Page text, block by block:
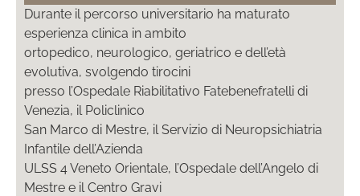
Durante il percorso universitario ha maturato
esperienza clinica in ambito
ortopedico, neurologico, geriatrico e dell’età
evolutiva, svolgendo tirocini
presso l’Ospedale Riabilitativo Fatebenefratelli di
Venezia, il Policlinico
San Marco di Mestre, il Servizio di Neuropsichiatria
Infantile dell’Azienda
ULSS 4 Veneto Orientale, l’Ospedale dell’Angelo di
Mestre e il Centro Gravi